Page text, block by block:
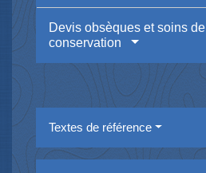
Devis obsèques et soins de
conservation
Textes de référence